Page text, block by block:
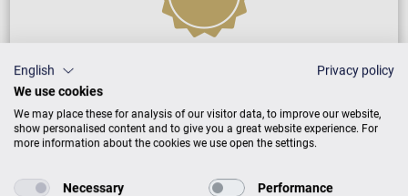
5 Jahre Warranty
Geschäftsbedingungen
English
Privacy policy
We use cookies
We may place these for analysis of our visitor data, to improve our website,
show personalised content and to give you a great website experience. For
more information about the cookies we use open the settings.
Necessary Performance